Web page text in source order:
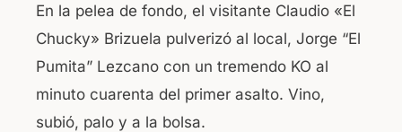
En la pelea de fondo, el visitante Claudio «El
Chucky» Brizuela pulverizó al local, Jorge “El
Pumita” Lezcano con un tremendo KO al
minuto cuarenta del primer asalto. Vino,
subió, palo y a la bolsa.